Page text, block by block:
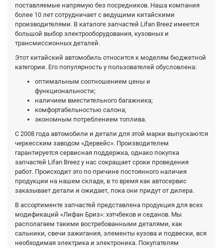
поставляемые напрямую без посредников. Наша компания
более 10 лет сотрудничает с ведущими китайскими
производителями. В каталоге запчастей Lifan Breez имеется
большой выбор электрооборудования, кузовных и
трансмиссионных деталей.
Этот китайский автомобиль относится к моделям бюджетной
категории. Его популярность у пользователей обусловлена:
оптимальным соотношением цены и
функциональности;
наличием вместительного багажника;
комфортабельностью салона;
экономным потреблением топлива.
С 2008 года автомобили и детали для этой марки выпускаются
черкесским заводом «Дервейс». Производителем
гарантируется сервисная поддержка, однако покупка
запчастей Lifan Breez у нас сокращает сроки проведения
работ. Происходит это по причине постоянного наличия
продукции на нашем складе, в то время как автосервис
заказывает детали и ожидает, пока они придут от дилера.
В ассортименте запчастей представлена продукция для всех
модификаций «Лифан Бриз»: хэтчбеков и седанов. Мы
располагаем такими востребованными деталями, как
сальники, свечи зажигания, элементы кузова и подвески, вся
необходимая электрика и электроника. Покупателям